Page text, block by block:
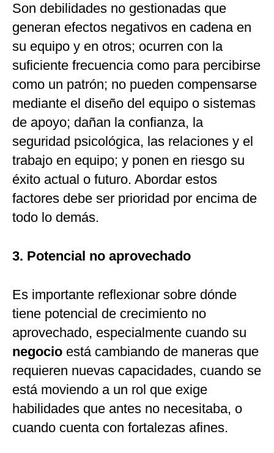
Son debilidades no gestionadas que
generan efectos negativos en cadena en
su equipo y en otros; ocurren con la
suficiente frecuencia como para percibirse
como un patrón; no pueden compensarse
mediante el diseño del equipo o sistemas
de apoyo; dañan la confianza, la
seguridad psicológica, las relaciones y el
trabajo en equipo; y ponen en riesgo su
éxito actual o futuro. Abordar estos
factores debe ser prioridad por encima de
todo lo demás.
3. Potencial no aprovechado
Es importante reflexionar sobre dónde
tiene potencial de crecimiento no
aprovechado, especialmente cuando su
negocio está cambiando de maneras que
requieren nuevas capacidades, cuando se
está moviendo a un rol que exige
habilidades que antes no necesitaba, o
cuando cuenta con fortalezas afines.